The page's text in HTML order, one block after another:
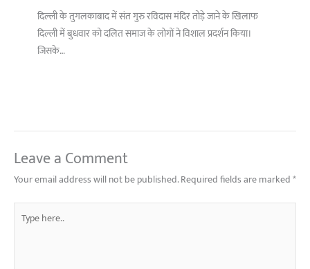
दिल्ली के तुगलकाबाद में संत गुरु रविदास मंदिर तोड़े जाने के खिलाफ
दिल्ली में बुधवार को दलित समाज के लोगों ने विशाल प्रदर्शन किया।
जिसके…
Leave a Comment
Your email address will not be published.Required fields are marked*
here..